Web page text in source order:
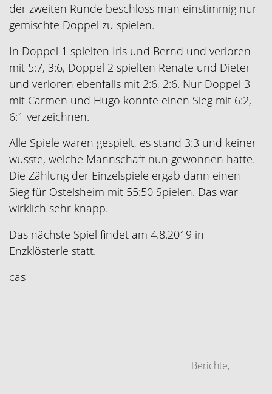
der zweiten Runde beschloss man einstimmig nur
gemischte Doppel zu spielen.
In Doppel 1 spielten Iris und Bernd und verloren
mit 5:7, 3:6, Doppel 2 spielten Renate und Dieter
und verloren ebenfalls mit 2:6, 2:6. Nur Doppel 3
mit Carmen und Hugo konnte einen Sieg mit 6:2,
6:1 verzeichnen.
Alle Spiele waren gespielt, es stand 3:3 und keiner
wusste, welche Mannschaft nun gewonnen hatte.
Die Zählung der Einzelspiele ergab dann einen
Sieg für Ostelsheim mit 55:50 Spielen. Das war
wirklich sehr knapp.
Das nächste Spiel findet am 4.8.2019 in
Enzklösterle statt.
cas
Berichte,